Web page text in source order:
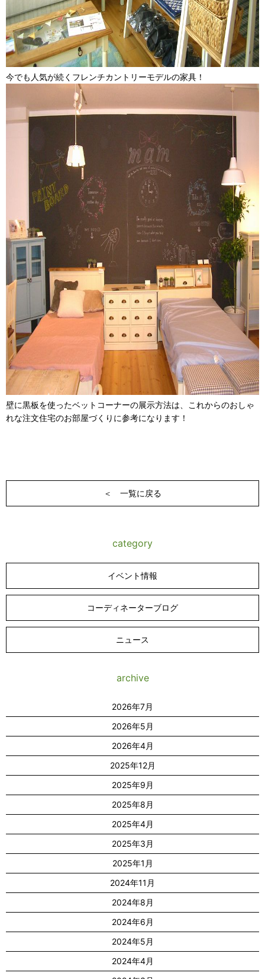
今でも人気が続くフレンチカントリーモデルの家具！
壁に黒板を使ったベットコーナーの展示方法は、これからのおしゃ
れな注文住宅のお部屋づくりに参考になります！
＜ 一覧に戻る
category
イベント情報
コーディネーターブログ
ニュース
archive
2026年7月
2026年5月
2026年4月
2025年12月
2025年9月
2025年8月
2025年4月
2025年3月
2025年1月
2024年11月
2024年8月
2024年6月
2024年5月
2024年4月